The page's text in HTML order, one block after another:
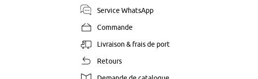
Service WhatsApp
Commande
Livraison & frais de port
Retours